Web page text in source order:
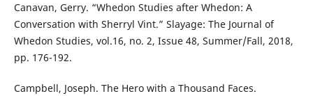
Canavan, Gerry. “Whedon Studies after Whedon: A
Conversation with Sherryl Vint.” Slayage: The Journal of
Whedon Studies, vol.16, no. 2, Issue 48, Summer/Fall, 2018,
pp. 176-192.
Campbell, Joseph. The Hero with a Thousand Faces.